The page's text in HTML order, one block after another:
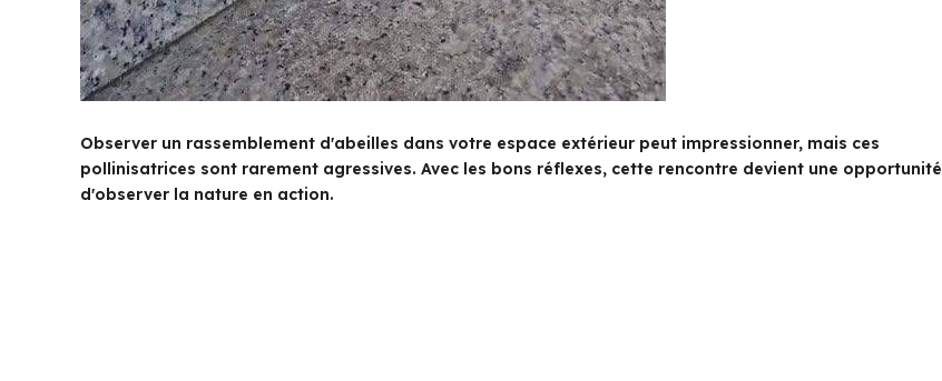
Observer un rassemblement d'abeilles dans votre espace extérieur peut impressionner, mais ces
pollinisatrices sont rarement agressives. Avec les bons réflexes, cette rencontre devient une opportunité
d'observer la nature en action.